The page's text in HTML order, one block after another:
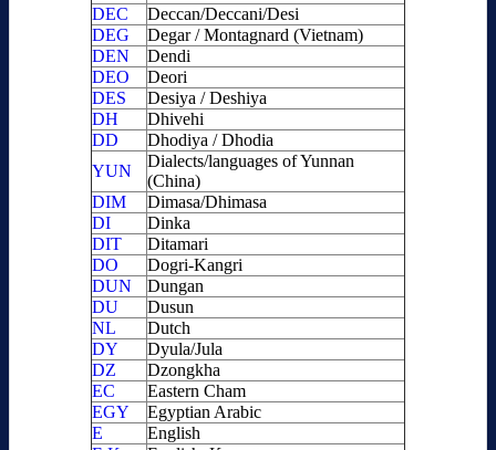
DEC
Deccan/Deccani/Desi
DEG
Degar / Montagnard (Vietnam)
DEN
Dendi
DEO
Deori
DES
Desiya / Deshiya
DH
Dhivehi
DD
Dhodiya / Dhodia
YUN
Dialects/languages of Yunnan
(China)
DIM
Dimasa/Dhimasa
DI
Dinka
DIT
Ditamari
DO
Dogri-Kangri
DUN
Dungan
DU
Dusun
NL
Dutch
DY
Dyula/Jula
DZ
Dzongkha
EC
Eastern Cham
EGY
Egyptian Arabic
E
English